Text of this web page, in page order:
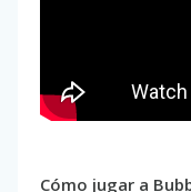
Cómo jugar a